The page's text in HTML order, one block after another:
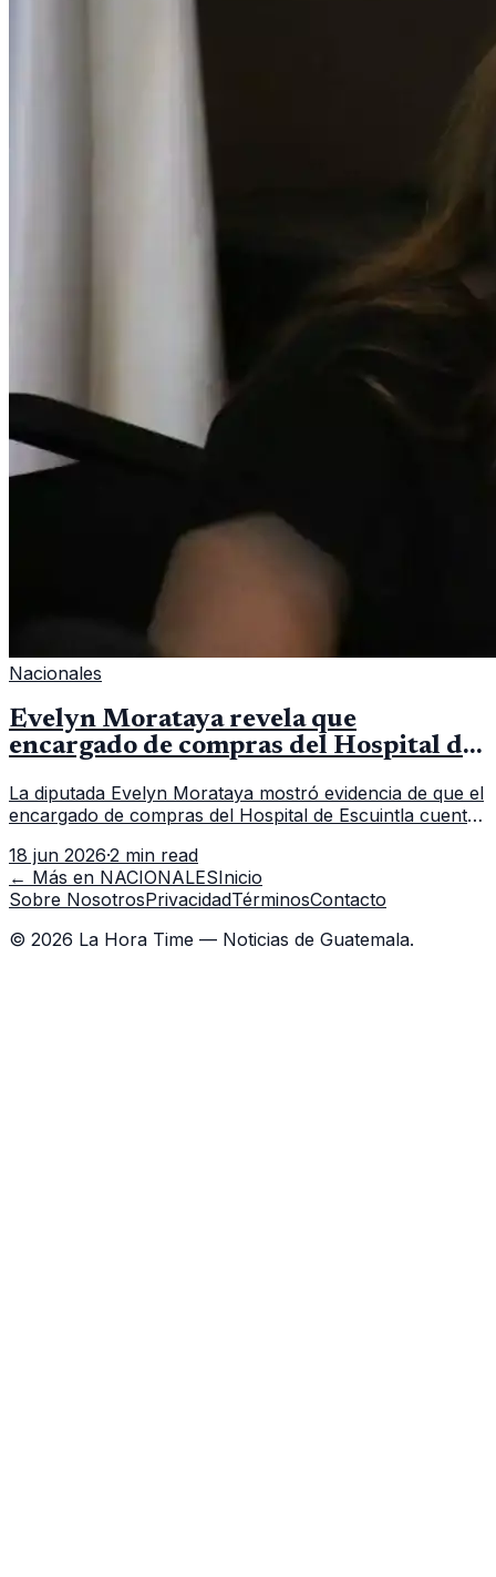
Nacionales
Evelyn Morataya revela que
encargado de compras del Hospital de
La diputada Evelyn Morataya mostró evidencia de que el
encargado de compras del Hospital de Escuintla cuenta
capacitación en la capital.
18 jun 2026·2 min read
← Más en NACIONALESInicio
Sobre NosotrosPrivacidadTérminosContacto
© 2026 La Hora Time — Noticias de Guatemala.